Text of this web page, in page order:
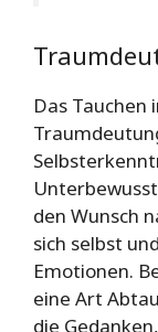
Das Tauchen
den Wunsch
sich selbst
Emotionen.
eine Art
die